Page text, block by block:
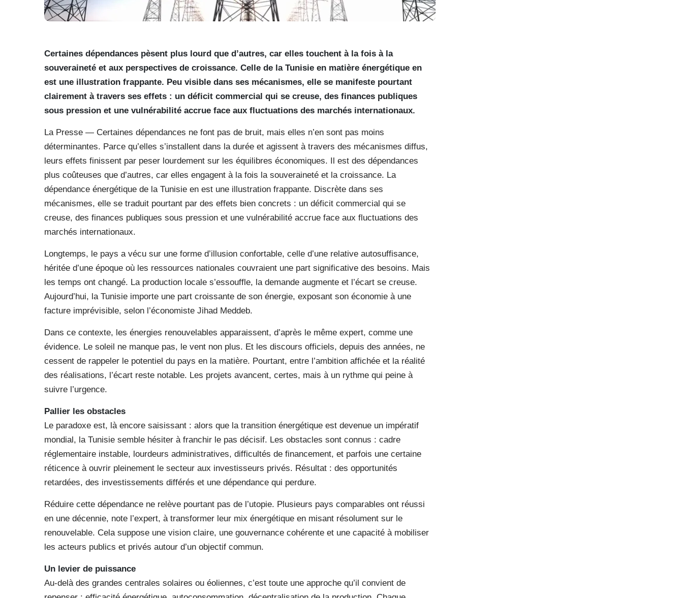
Certaines dépendances pèsent plus lourd que d’autres, car elles touchent à la fois à la
souveraineté et aux perspectives de croissance. Celle de la Tunisie en matière énergétique en
est une illustration frappante. Peu visible dans ses mécanismes, elle se manifeste pourtant
clairement à travers ses effets : un déficit commercial qui se creuse, des finances publiques
sous pression et une vulnérabilité accrue face aux fluctuations des marchés internationaux.
La Presse — Certaines dépendances ne font pas de bruit, mais elles n’en sont pas moins
déterminantes. Parce qu’elles s’installent dans la durée et agissent à travers des mécanismes diffus,
leurs effets finissent par peser lourdement sur les équilibres économiques. Il est des dépendances
plus coûteuses que d’autres, car elles engagent à la fois la souveraineté et la croissance. La
dépendance énergétique de la Tunisie en est une illustration frappante. Discrète dans ses
mécanismes, elle se traduit pourtant par des effets bien concrets : un déficit commercial qui se
creuse, des finances publiques sous pression et une vulnérabilité accrue face aux fluctuations des
marchés internationaux.
Longtemps, le pays a vécu sur une forme d’illusion confortable, celle d’une relative autosuffisance,
héritée d’une époque où les ressources nationales couvraient une part significative des besoins. Mais
les temps ont changé. La production locale s’essouffle, la demande augmente et l’écart se creuse.
Aujourd’hui, la Tunisie importe une part croissante de son énergie, exposant son économie à une
facture imprévisible, selon l’économiste Jihad Meddeb.
Dans ce contexte, les énergies renouvelables apparaissent, d’après le même expert, comme une
évidence. Le soleil ne manque pas, le vent non plus. Et les discours officiels, depuis des années, ne
cessent de rappeler le potentiel du pays en la matière. Pourtant, entre l’ambition affichée et la réalité
des réalisations, l’écart reste notable. Les projets avancent, certes, mais à un rythme qui peine à
suivre l’urgence.
Pallier les obstacles
Le paradoxe est, là encore saisissant : alors que la transition énergétique est devenue un impératif
mondial, la Tunisie semble hésiter à franchir le pas décisif. Les obstacles sont connus : cadre
réglementaire instable, lourdeurs administratives, difficultés de financement, et parfois une certaine
réticence à ouvrir pleinement le secteur aux investisseurs privés. Résultat : des opportunités
retardées, des investissements différés et une dépendance qui perdure.
Réduire cette dépendance ne relève pourtant pas de l’utopie. Plusieurs pays comparables ont réussi
en une décennie, note l’expert, à transformer leur mix énergétique en misant résolument sur le
renouvelable. Cela suppose une vision claire, une gouvernance cohérente et une capacité à mobiliser
les acteurs publics et privés autour d’un objectif commun.
Un levier de puissance
Au-delà des grandes centrales solaires ou éoliennes, c’est toute une approche qu’il convient de